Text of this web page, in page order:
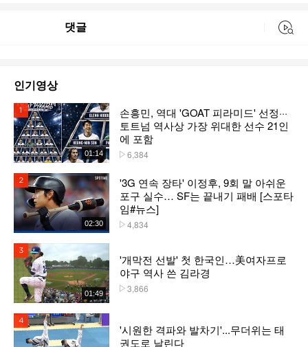
댓글
인기영상
01:14
손흥민, 역대 'GOAT 피라미드' 선정···
토트넘 역사상 가장 위대한 선수 21인
에 포함
6,384
02:30
'3G 연속 장타' 이정후, 9회 말 아쉬운
포구 실수… SF는 끝내기 패배 [스포타
임#뉴스]
4,834
01:49
'개막전 선발' 첫 한국인…美여자프로
야구 역사 쓴 김라경
3,866
'시원한 격파와 발차기'...무더위는 태
권도로 날린다